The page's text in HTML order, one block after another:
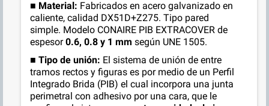
■ Material: Fabricados en acero galvanizado en
caliente, calidad DX51D+Z275. Tipo pared
simple. Modelo CONAIRE PIB EXTRACOVER de
espesor0.6, 0.8 y 1 mm según UNE 1505.
■ Tipo de unión: El sistema de unión de entre
tramos rectos y figuras es por medio de un Perfil
Integrado Brida (PIB) el cual incorpora una junta
perimetral con adhesivo por una cara, que le